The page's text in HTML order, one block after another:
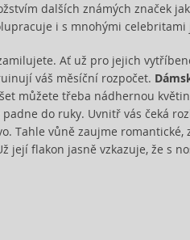
dalších známých značek
i s mnohými celebritami
Ať už pro jejich
váš měsíční rozpočet.
můžete třeba nádhernou
do ruky. Uvnitř vás čeká
Tahle vůně zaujme
její flakon jasně vzkazuje, že s